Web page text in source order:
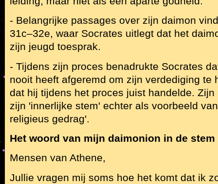
- Belangrijke passages over zijn daimon
31c–32e, waar Socrates uitlegt dat het
zijn jeugd toesprak.
- Tijdens zijn proces benadrukte Socrates
nooit heeft afgeremd om zijn verdediging
dat hij tijdens het proces juist handelde.
zijn 'innerlijke stem' echter als voorbeeld
religieus gedrag'.
Het woord van mijn daimonion in de stem
Mensen van Athene,
Jullie vragen mij soms hoe het komt dat ik